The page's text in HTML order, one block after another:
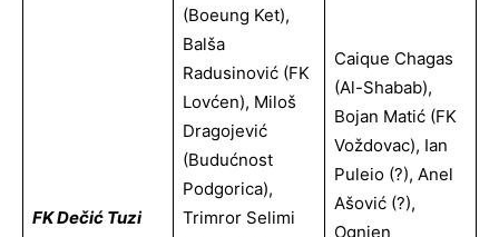
FK Dečić Tuzi
(Boeung Ket),
Balša
Radusinović (FK
Lovćen), Miloš
Dragojević
(Budućnost
Podgorica),
Trimror Selimi
Caique Chagas
(Al-Shabab),
Bojan Matić (FK
Voždovac), Ian
Puleio (?), Anel
Ašović (?),
Ognjen